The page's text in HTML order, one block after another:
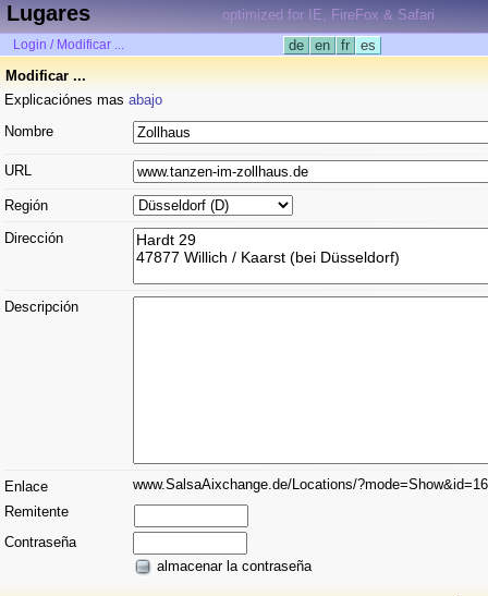
Lugares optimized for IE, FireFox & Safari
Login / Modificar ... de en fr
es
Modificar ...
Explicaciónes mas abajo
Nombre
URL
Región
Dirección
Descripción
Enlace
www.SalsaAixchange.de/Locations/
Remitente
Contraseña
almacenar la contraseña